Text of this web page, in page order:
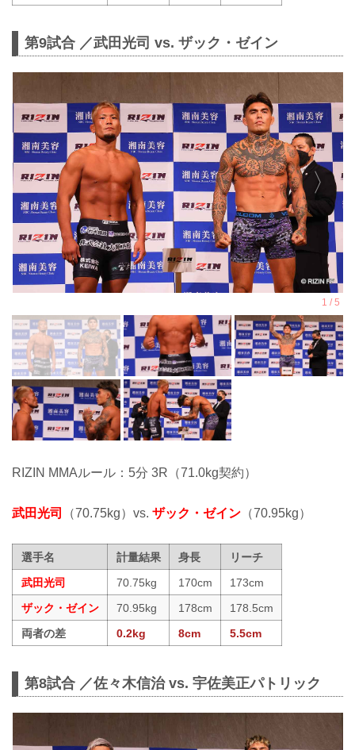
第9試合 ／武田光司 vs. ザック・ゼイン
RIZIN MMAルール：5分 3R（71.0kg契約）
武田光司 （70.75kg）vs. ザック・ゼイン （70.95kg）
選手名 計量結果 身長
リーチ
武田光司
70.75kg 170cm
173cm
ザック・ゼイン
70.95kg 178cm
178.5cm
両者の差
0.2kg 8cm 5.5cm
第8試合 ／佐々木信治 vs. 宇佐美正パトリック